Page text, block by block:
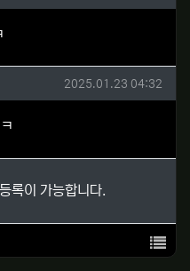
작성일
2025.01.23 04:32
록이 가능합니다.
목록